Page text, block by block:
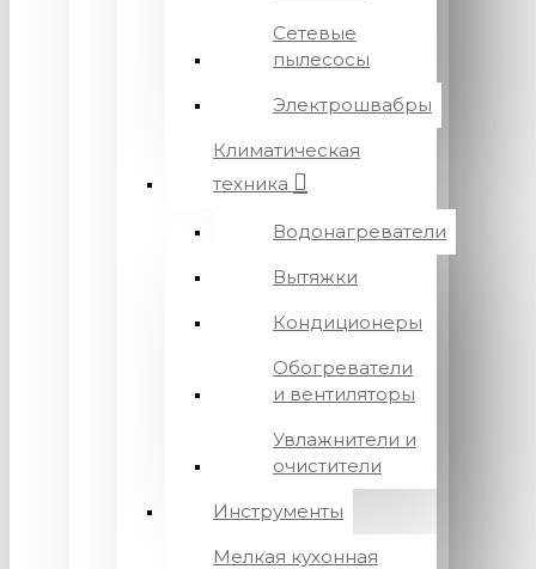
Сетевые
пылесосы
Электрошвабры
Климатическая
техника
Водонагреватели
Вытяжки
Кондиционеры
Обогреватели
и вентиляторы
Увлажнители и
очистители
Инструменты
Мелкая кухонная